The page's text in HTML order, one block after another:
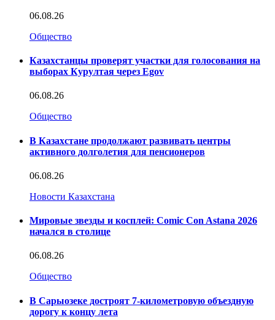
06.08.26
Общество
Казахстанцы проверят участки для голосования на
выборах Курултая через Egov
06.08.26
Общество
В Казахстане продолжают развивать центры
активного долголетия для пенсионеров
06.08.26
Новости Казахстана
Мировые звезды и косплей: Comic Con Astana 2026
начался в столице
06.08.26
Общество
В Сарыозеке достроят 7-километровую объездную
дорогу к концу лета